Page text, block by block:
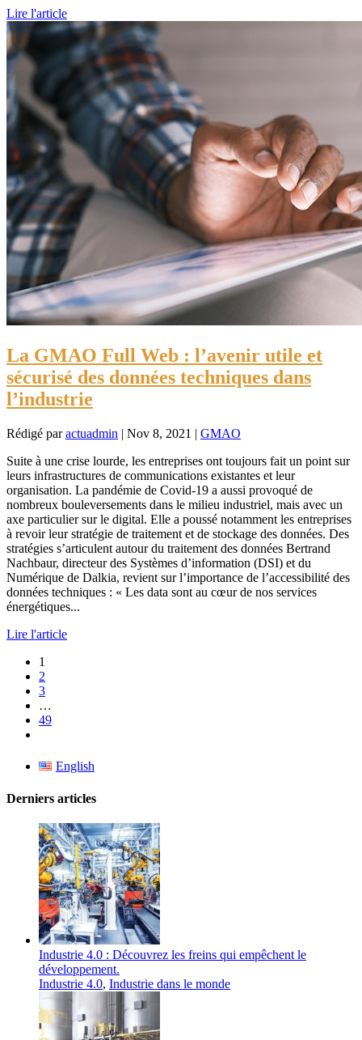
Lire l'article
La GMAO Full Web : l’avenir utile et
sécurisé des données techniques dans
l’industrie
Rédigé paractuadmin | Nov 8, 2021 | GMAO
Suite à une crise lourde, les entreprises ont toujours fait un point sur
leurs infrastructures de communications existantes et leur
organisation. La pandémie de Covid-19 a aussi provoqué de
nombreux bouleversements dans le milieu industriel, mais avec un
axe particulier sur le digital. Elle a poussé notamment les entreprises
à revoir leur stratégie de traitement et de stockage des données. Des
stratégies s’articulent autour du traitement des données Bertrand
Nachbaur, directeur des Systèmes d’information (DSI) et du
Numérique de Dalkia, revient sur l’importance de l’accessibilité des
données techniques : « Les data sont au cœur de nos services
énergétiques...
Lire l'article
1
2
3
…
49
English
Derniers articles
Industrie 4.0 : Découvrez les freins qui empêchent le
développement.
Industrie 4.0, Industrie dans le monde